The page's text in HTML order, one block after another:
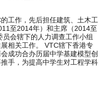
工作，先后担任建筑、土木工
至2014年）和主席（2014至
会辖下的人力调查工作小组
相关工作。 VTC辖下香港专
成功合办历届中学基建模型创
手，为提高中学生对工程学科